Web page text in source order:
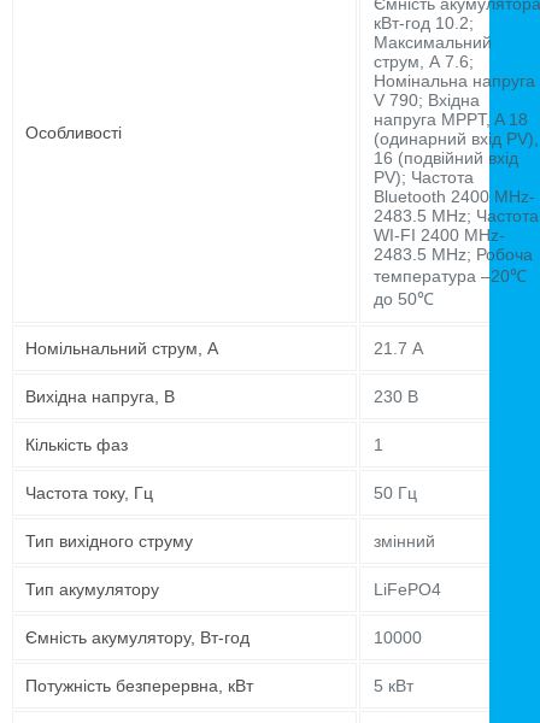
Особливості
кВт-год 10.2;
Максимальний
струм, А 7.6;
Номінальна напруга
V 790; Вхідна
напруга MPPT, A 18
(одинарний вхід PV),
16 (подвійний вхід
PV); Частота
Bluetooth 2400 MHz-
2483.5 MHz; Частота
WI-FI 2400 MHz-
2483.5 MHz; Робоча
температура –20℃
до 50℃
Номільнальний струм, А 21.7 А
Вихідна напруга, В 230 В
Кількість фаз 1
Частота току, Гц 50 Гц
Тип вихідного струму змінний
Тип акумулятору LiFePO4
Ємність акумулятору, Вт-год 10000
Потужність безперервна, кВт 5 кВт